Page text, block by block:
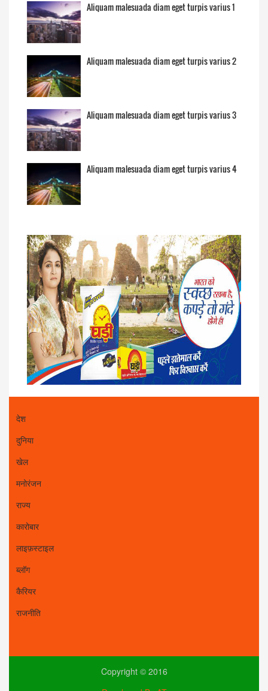
Aliquam malesuada diam eget turpis varius 1
Aliquam malesuada diam eget turpis varius 2
Aliquam malesuada diam eget turpis varius 3
Aliquam malesuada diam eget turpis varius 4
देश
दुनिया
खेल
मनोरंजन
राज्य
कारोबार
लाइफ़स्टाइल
ब्लॉग
कैरियर
राजनीति
Copyright © 2016